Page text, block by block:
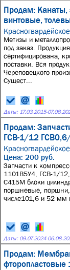
Продам: Канаты,
винтовые,
Красногвардейское
Метизы и
под заказ. Продукция
сертифицирована,
поставки. Вся
Череповецкого
Сущест...
Даты: 17.03.2015-
Продам:
ГСВ-1/12
Красногвардейское
Цена: 200 руб.
Запчасти к
1101В5У4, ГСВ-1/
С415М блоки
поршневые,
числе101,6 и 52 мм
Даты: 09.07.2024-
Продам:
фторопластовые